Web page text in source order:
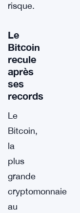
risque.
Le
Bitcoin
recule
après
ses
records
Le
Bitcoin,
la
plus
grande
cryptomonnaie
au